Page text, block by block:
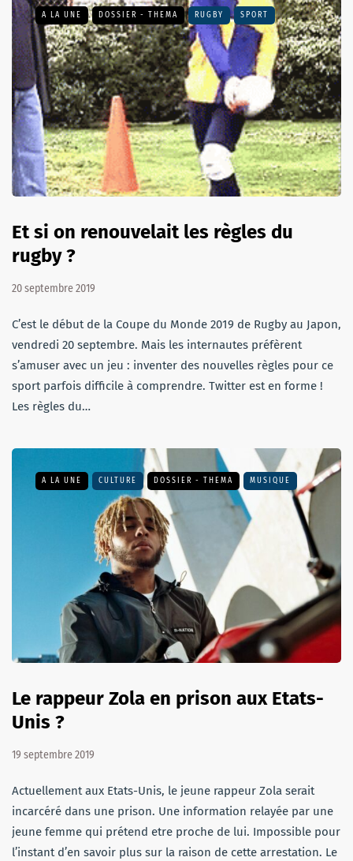
A LA UNE DOSSIER - THEMA RUGBY SPORT
Et si on renouvelait les règles du
rugby ?
20 septembre 2019
C’est le début de la Coupe du Monde 2019 de Rugby au Japon,
vendredi 20 septembre. Mais les internautes préfèrent
s’amuser avec un jeu : inventer des nouvelles règles pour ce
sport parfois difficile à comprendre. Twitter est en forme !
Les règles du…
A LA UNE CULTURE DOSSIER - THEMA MUSIQUE
Le rappeur Zola en prison aux Etats-
Unis ?
19 septembre 2019
Actuellement aux Etats-Unis, le jeune rappeur Zola serait
incarcéré dans une prison. Une information relayée par une
jeune femme qui prétend etre proche de lui. Impossible pour
l’instant d’en savoir plus sur la raison de cette arrestation. Le